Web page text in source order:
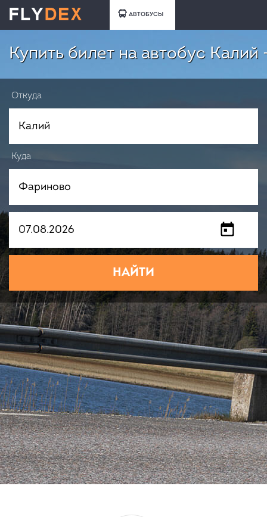
АВТОБУСЫ
Купить билет на автобус
Откуда
Куда
НАЙТИ